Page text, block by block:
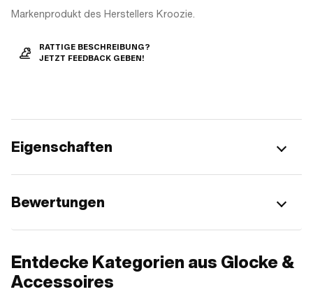
Markenprodukt des Herstellers Kroozie.
RATTIGE BESCHREIBUNG?
JETZT FEEDBACK GEBEN!
Eigenschaften
Bewertungen
Entdecke Kategorien aus Glocke &
Accessoires